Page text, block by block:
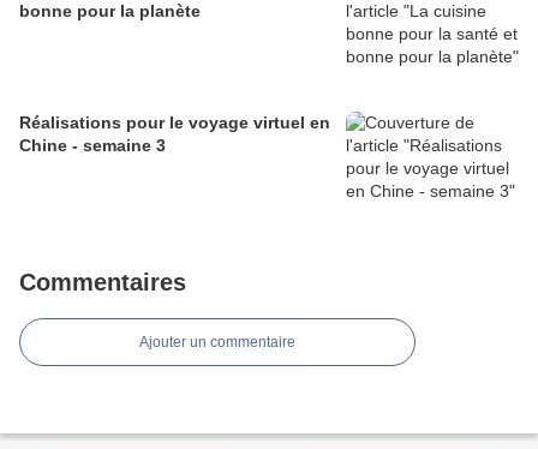
bonne pour la planète
Réalisations pour le voyage virtuel en
Chine - semaine 3
Commentaires
Ajouter un commentaire